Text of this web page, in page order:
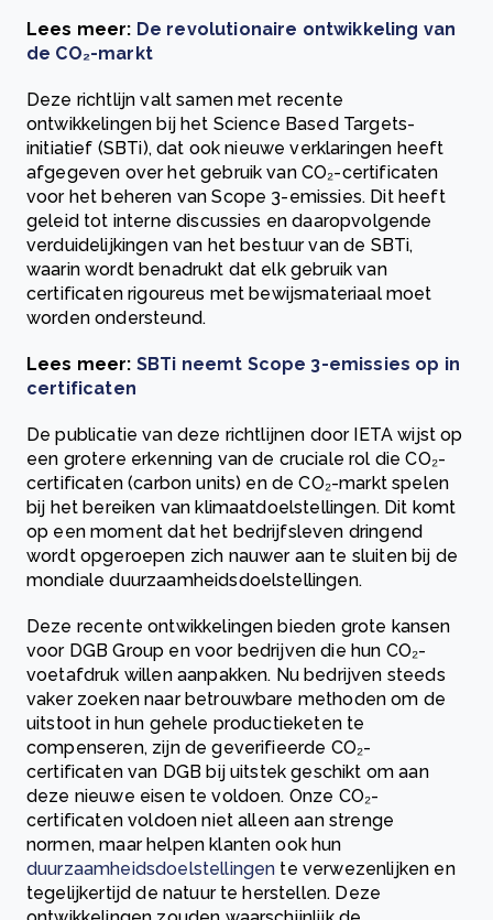
Lees meer: De revolutionaire ontwikkeling van
de CO₂-markt
Deze richtlijn valt samen met recente
ontwikkelingen bij het Science Based Targets-
initiatief (SBTi), dat ook nieuwe verklaringen heeft
afgegeven over het gebruik van CO₂-certificaten
voor het beheren van Scope 3-emissies. Dit heeft
geleid tot interne discussies en daaropvolgende
verduidelijkingen van het bestuur van de SBTi,
waarin wordt benadrukt dat elk gebruik van
certificaten rigoureus met bewijsmateriaal moet
worden ondersteund.
Lees meer: SBTi neemt Scope 3-emissies op in
certificaten
De publicatie van deze richtlijnen door IETA wijst op
een grotere erkenning van de cruciale rol die CO₂-
certificaten (carbon units) en de CO₂-markt spelen
bij het bereiken van klimaatdoelstellingen. Dit komt
op een moment dat het bedrijfsleven dringend
wordt opgeroepen zich nauwer aan te sluiten bij de
mondiale duurzaamheidsdoelstellingen.
Deze recente ontwikkelingen bieden grote kansen
voor DGB Group en voor bedrijven die hun CO₂-
voetafdruk willen aanpakken. Nu bedrijven steeds
vaker zoeken naar betrouwbare methoden om de
uitstoot in hun gehele productieketen te
compenseren, zijn de geverifieerde CO₂-
certificaten van DGB bij uitstek geschikt om aan
deze nieuwe eisen te voldoen. Onze CO₂-
certificaten voldoen niet alleen aan strenge
normen, maar helpen klanten ook hun
duurzaamheidsdoelstellingen te verwezenlijken en
tegelijkertijd de natuur te herstellen. Deze